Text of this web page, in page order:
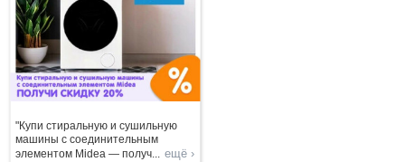
"Купи стиральную и сушильную
машины с соединительным
элементом Midea — получ... ещё ›